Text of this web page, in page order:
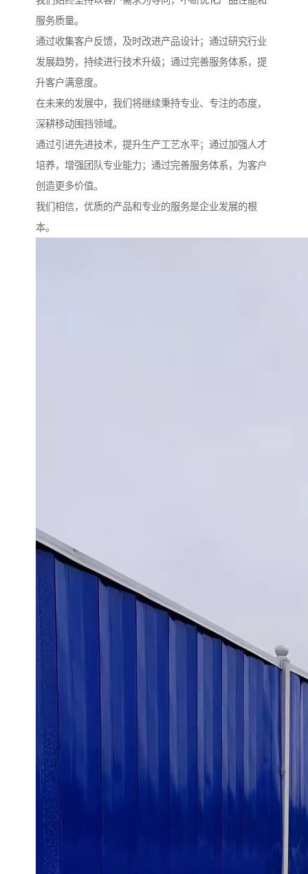
服务质量。
通过收集客户反馈，及时改进产品设计；通过研究行业
发展趋势，持续进行技术升级；通过完善服务体系，提
升客户满意度。
在未来的发展中，我们将继续秉持专业、专注的态度，
深耕移动围挡领域。
通过引进先进技术，提升生产工艺水平；通过加强人才
培养，增强团队专业能力；通过完善服务体系，为客户
创造更多价值。
我们相信，优质的产品和专业的服务是企业发展的根
本。